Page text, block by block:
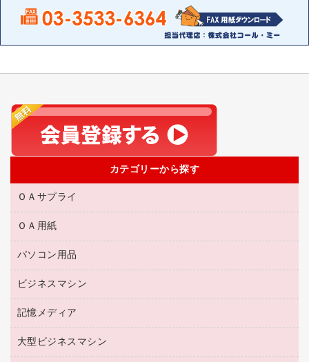
カテゴリーから探す
ＯＡサプライ
互換インクカートリッジ
リサイクルトナー（プール方式）
リサイクルインクカートリッジ
プリンタ用リボン
トナーカートリッジ
ＯＡ用紙
名刺用紙
ワープロ用紙
ラベル用紙
プロッター用紙
パソコン用品
パソコン周辺機器
マウスパッド
マウス
ビジネスマシン
電話機
レーザープリンタ／複合機
メモリーカード
記憶メディア
ブルーレイディスク
大型ビジネスマシン